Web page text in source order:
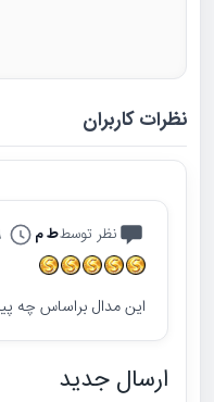
نظرات کاربران
نظر توسطط م
این مدال براساس چه
ارسال جدید